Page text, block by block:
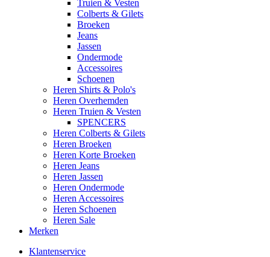
Truien & Vesten
Colberts & Gilets
Broeken
Jeans
Jassen
Ondermode
Accessoires
Schoenen
Heren Shirts & Polo's
Heren Overhemden
Heren Truien & Vesten
SPENCERS
Heren Colberts & Gilets
Heren Broeken
Heren Korte Broeken
Heren Jeans
Heren Jassen
Heren Ondermode
Heren Accessoires
Heren Schoenen
Heren Sale
Merken
Klantenservice